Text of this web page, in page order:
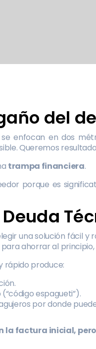
del
se enfocan en dos
Queremos
trampa financiera.
porque es
una solución fácil y
ahorrar al
rápido produce:
espagueti”).
por donde
la factura inicial,